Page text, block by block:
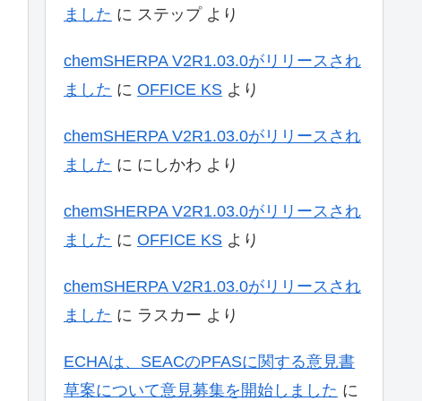
ました に ステップより
chemSHERPA V2R1.03.0がリリースされ
ました に OFFICE KS より
chemSHERPA V2R1.03.0がリリースされ
ました に にしかわ より
chemSHERPA V2R1.03.0がリリースされ
ました に OFFICE KS より
chemSHERPA V2R1.03.0がリリースされ
ました に ラスカー より
ECHAは、SEACのPFASに関する意見書
草案について意見募集を開始しました に